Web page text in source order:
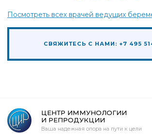
Посмотреть всех врачей ведущих
СВЯЖИТЕСЬ С НАМИ: +7 495
ЦЕНТР ИММУНОЛОГИИ
И РЕПРОДУКЦИИ
Ваша надежная опора на пути к цели